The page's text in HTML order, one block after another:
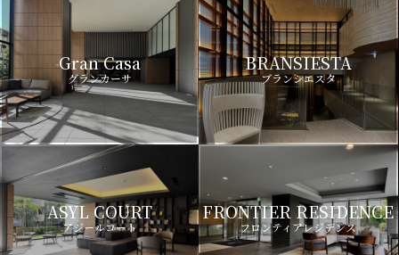
Gran Casa
グランカーサ
BRANSIESTA
ブランシエスタ
ASYL COURT
アジールコート
FRONTIER RESIDENCE
フロンティアレジデンス